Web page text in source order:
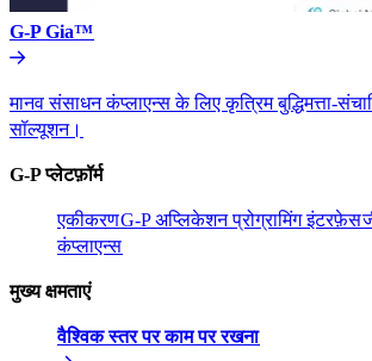
G-P Gia™​​
मानव संसाधन कंप्लाएन्स के लिए कृत्रिम बुद्धिमत्ता-
सॉल्यूशन।​​
G-P प्लेटफ़ॉर्म​​
एकीकरण​​G-P अप्लिकेशन प्रोग्रामिंग इंटरफ़ेस​​
कंप्लाएन्स​​
मुख्य क्षमताएं​​
वैश्विक स्तर पर काम पर रखना​​